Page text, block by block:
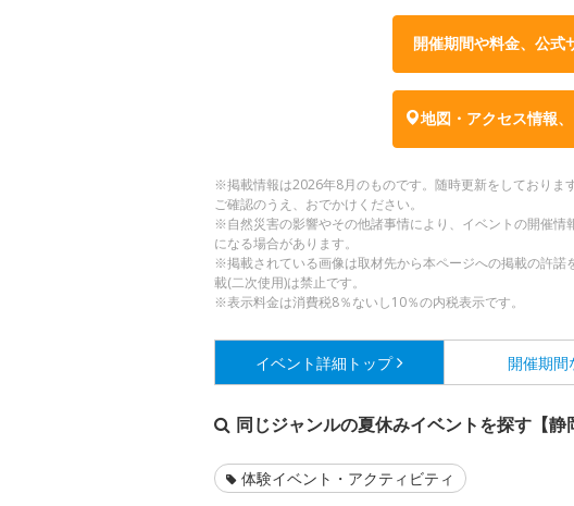
開催期間や料金、公式
地図・アクセス情報
※掲載情報は2026年8月のものです。随時更新をしておりま
ご確認のうえ、おでかけください。
※自然災害の影響やその他諸事情により、イベントの開催
になる場合があります。
※掲載されている画像は取材先から本ページへの掲載の許
載(二次使用)は禁止です。
※表示料金は消費税8％ないし10％の内税表示です。
イベント詳細 トップ 開催期間
同じジャンルの夏休みイベントを探す【静
体験イベント・アクティビティ